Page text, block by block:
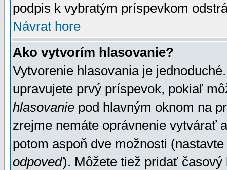
podpis k vybratým príspevkom
Návrat hore
Ako vytvorím hlasovanie?
Vytvorenie hlasovania je
upravujete prvý príspevok, pokiaľ
hlasovanie pod hlavným oknom na
zrejme nemáte oprávnenie vytvárať
potom aspoň dve možnosti
odpoveď). Môžete tiež pridať